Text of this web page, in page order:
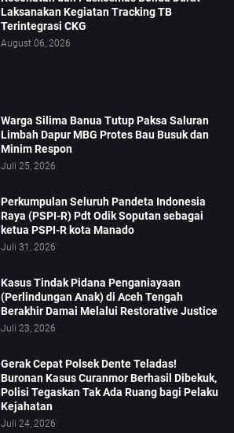
Laksanakan Kegiatan Tracking TB
Terintegrasi CKG
August 06, 2026
Warga Silima Banua Tutup Paksa Saluran
Limbah Dapur MBG Protes Bau Busuk dan
Minim Respon
Juli 25, 2026
Perkumpulan Seluruh Pandeta Indonesia
Raya (PSPI-R) Pdt Odik Soputan sebagai
ketua PSPI-R kota Manado
Juli 31, 2026
Kasus Tindak Pidana Penganiayaan
(Perlindungan Anak) di Aceh Tengah
Berakhir Damai Melalui Restorative Justice
Juli 23, 2026
Gerak Cepat Polsek Dente Teladas!
Buronan Kasus Curanmor Berhasil Dibekuk,
Polisi Tegaskan Tak Ada Ruang bagi Pelaku
Kejahatan
Juli 24, 2026